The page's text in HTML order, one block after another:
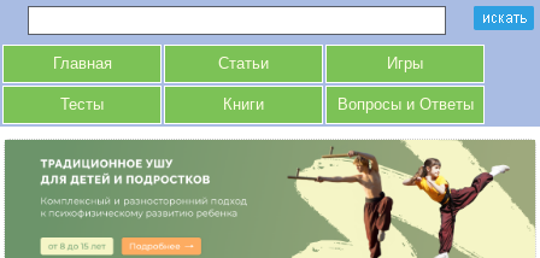
Главная Статьи Игры
Тесты Книги Вопросы и Ответы